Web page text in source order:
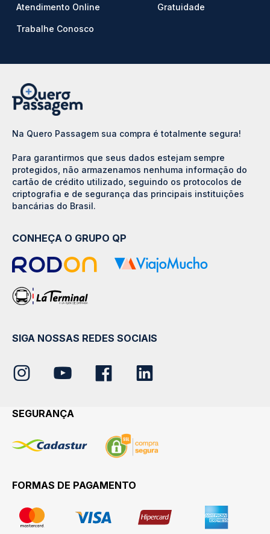
Atendimento Online
Trabalhe Conosco
Gratuidade
Na Quero Passagem sua compra é totalmente segura!
Para garantirmos que seus dados estejam sempre
protegidos, não armazenamos nenhuma informação do
cartão de crédito utilizado, seguindo os protocolos de
criptografia e de segurança das principais instituições
bancárias do Brasil.
CONHEÇA O GRUPO QP
SIGA NOSSAS REDES SOCIAIS
SEGURANÇA
FORMAS DE PAGAMENTO